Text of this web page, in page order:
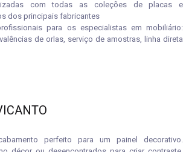
com todas as coleções de placas e
dos principais fabricantes
para os especialistas em mobiliário:
de orlas, serviço de amostras, linha direta
perfeito para um painel decorativo.